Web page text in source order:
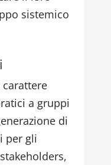
sistemico
a gruppi
di
per gli